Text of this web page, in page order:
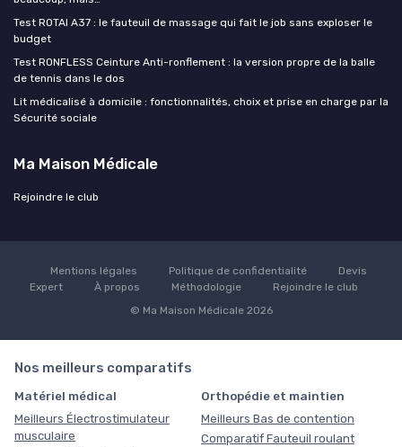
Test ROTAI A37 : le fauteuil de massage qui fait le job sans exploser le
budget
Test RONFLESS Ceinture Anti-ronflement : la version propre de la balle
de tennis dans le dos
Lit médicalisé à domicile : fonctionnalités, choix et prise en charge par la
Sécurité sociale
Ma Maison Médicale
Rejoindre le club
Mentions légales Politique de confidentialité
Devis
Expert
À propos Méthodologie
Rejoindre le club
© Ma Maison Médicale 2026
Nos meilleurs comparatifs
Matériel médical
Meilleurs Électrostimulateur
musculaire
Orthopédie et maintien
Meilleurs Bas de contention
Comparatif Fauteuil roulant